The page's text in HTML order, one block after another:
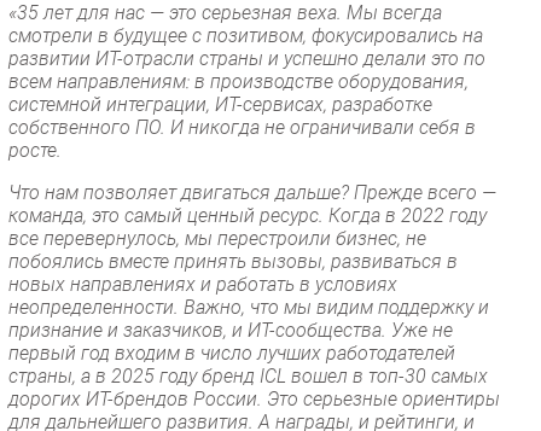
«35 лет для нас — это серьезная веха. Мы всегда
смотрели в будущее с позитивом, фокусировались на
развитии ИТ-отрасли страны и успешно делали это по
всем направлениям: в производстве оборудования,
системной интеграции, ИТ-сервисах, разработке
собственного ПО. И никогда не ограничивали себя в
росте.
Что нам позволяет двигаться дальше? Прежде всего —
команда, это самый ценный ресурс. Когда в 2022 году
все перевернулось, мы перестроили бизнес, не
побоялись вместе принять вызовы, развиваться в
новых направлениях и работать в условиях
неопределенности. Важно, что мы видим поддержку и
признание и заказчиков, и ИТ-сообщества. Уже не
первый год входим в число лучших работодателей
страны, а в 2025 году бренд ICL вошел в топ-30 самых
дорогих ИТ-брендов России. Это серьезные ориентиры
для дальнейшего развития. А награды, и рейтинги, и